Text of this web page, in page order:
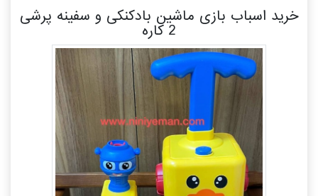
خرید اسباب بازی ماشين بادكنكی و سفینه پرشی
2 کاره